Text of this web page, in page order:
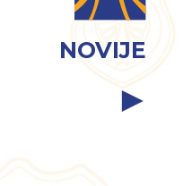
NOVIJE